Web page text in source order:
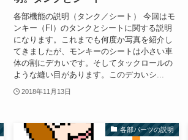
各部機能の説明（タンク／シート） 今回はモ
ンキー（FI）のタンクとシートに関する説明
になります。これまでも何度か写真を紹介し
てきましたが、モンキーのシートは小さい車
体の割にデカいです。そしてタックロールの
ような縫い目があります。このデカいシ...
2018年11月13日
各部パーツの説明